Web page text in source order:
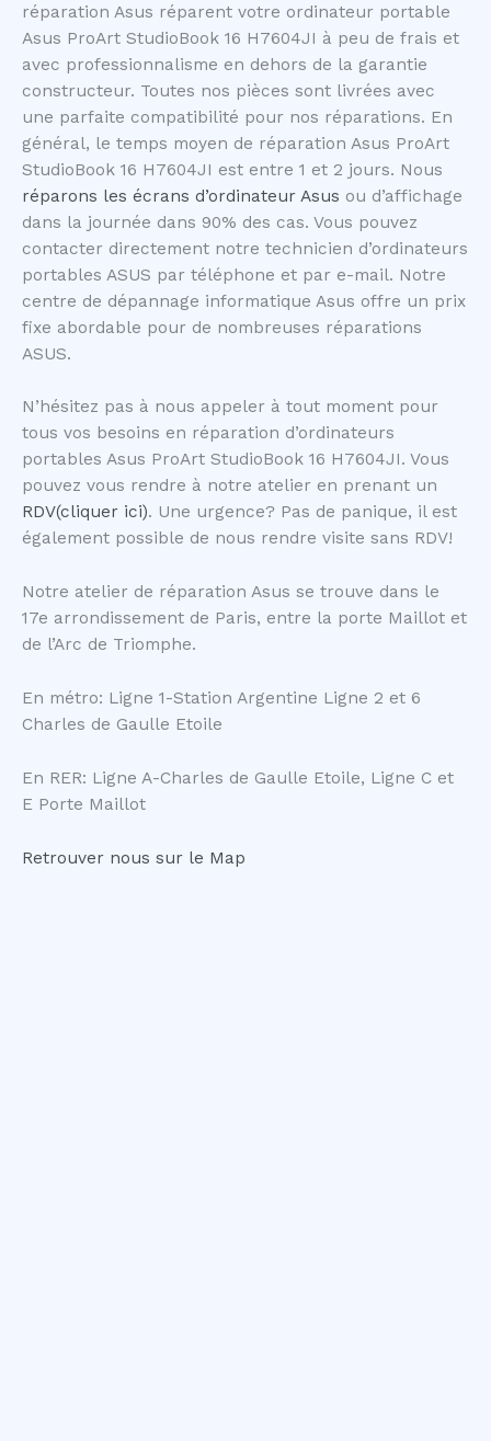
réparation Asus réparent votre ordinateur portable
Asus ProArt StudioBook 16 H7604JI à peu de frais et
avec professionnalisme en dehors de la garantie
constructeur. Toutes nos pièces sont livrées avec
une parfaite compatibilité pour nos réparations. En
général, le temps moyen de réparation Asus ProArt
StudioBook 16 H7604JI est entre 1 et 2 jours. Nous
réparons les écrans d’ordinateur Asus ou d’affichage
dans la journée dans 90% des cas. Vous pouvez
contacter directement notre technicien d’ordinateurs
portables ASUS par téléphone et par e-mail. Notre
centre de dépannage informatique Asus offre un prix
fixe abordable pour de nombreuses réparations
ASUS.
N’hésitez pas à nous appeler à tout moment pour
tous vos besoins en réparation d’ordinateurs
portables Asus ProArt StudioBook 16 H7604JI. Vous
pouvez vous rendre à notre atelier en prenant un
RDV(cliquer ici). Une urgence? Pas de panique, il est
également possible de nous rendre visite sans RDV!
Notre atelier de réparation Asus se trouve dans le
17e arrondissement de Paris, entre la porte Maillot et
de l’Arc de Triomphe.
En métro: Ligne 1-Station Argentine Ligne 2 et 6
Charles de Gaulle Etoile
En RER: Ligne A-Charles de Gaulle Etoile, Ligne C et
E Porte Maillot
Retrouver nous sur le Map